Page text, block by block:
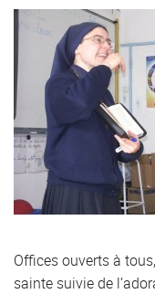
Offices ouverts à
sainte suivie de